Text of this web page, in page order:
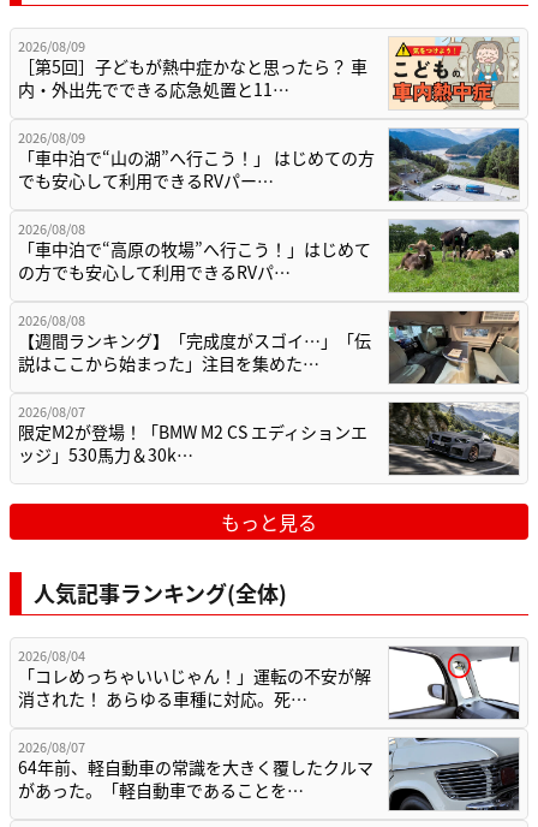
2026/08/09
［第5回］子どもが熱中症かなと思ったら？ 車
内・外出先でできる応急処置と11…
2026/08/09
「車中泊で“山の湖”へ行こう！」 はじめての方
でも安心して利用できるRVパー…
2026/08/08
「車中泊で“高原の牧場”へ行こう！」はじめて
の方でも安心して利用できるRVパ…
2026/08/08
【週間ランキング】「完成度がスゴイ…」「伝
説はここから始まった」注目を集めた…
2026/08/07
限定M2が登場！「BMW M2 CS エディションエ
ッジ」530馬力＆30k…
もっと見る
人気記事ランキング(全体)
2026/08/04
「コレめっちゃいいじゃん！」運転の不安が解
消された！ あらゆる車種に対応。死…
2026/08/07
64年前、軽自動車の常識を大きく覆したクルマ
があった。「軽自動車であることを…